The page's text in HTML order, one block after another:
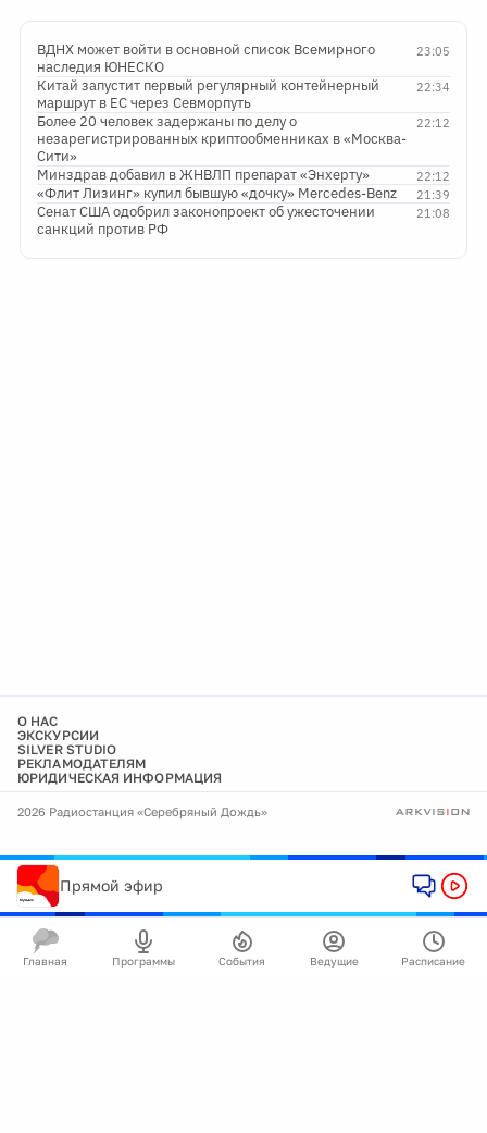
23:05
ВДНХ может войти в основной список Всемирного
наследия ЮНЕСКО
22:34
Китай запустит первый регулярный контейнерный
маршрут в ЕС через Севморпуть
22:12
Более 20 человек задержаны по делу о
незарегистрированных криптообменниках в «Москва-
Сити»
22:12
Минздрав добавил в ЖНВЛП препарат «Энхерту»
21:39
«Флит Лизинг» купил бывшую «дочку» Mercedes-Benz
21:08
Сенат США одобрил законопроект об ужесточении
санкций против РФ
О НАС
ЭКСКУРСИИ
SILVER STUDIO
РЕКЛАМОДАТЕЛЯМ
ЮРИДИЧЕСКАЯ ИНФОРМАЦИЯ
2026 Радиостанция «Серебряный Дождь»
Прямой эфир
Главная Программы События Ведущие Расписание